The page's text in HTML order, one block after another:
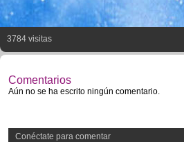
3784 visitas
Comentarios
Aún no se ha escrito ningún comentario.
Conéctate para comentar